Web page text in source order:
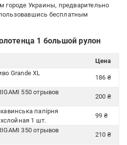
городе Украины, предварительно
бесплатным
1 большой рулон
Цена
Grande XL
186 ₴
550 отрывов
200 ₴
папірня
1 шт.
99 ₴
350 отрывов
210 ₴